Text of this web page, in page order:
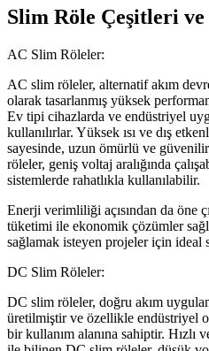
Slim Röle Çeşitleri
AC Slim Röleler:
AC slim röleler, alternatif akım
olarak tasarlanmış yüksek
Ev tipi cihazlarda ve endüstriyel
kullanılırlar. Yüksek ısı ve dış
sayesinde, uzun ömürlü ve
röleler, geniş voltaj aralığında
sistemlerde rahatlıkla kullanılabilir.
Enerji verimliliği açısından da öne
tüketimi ile ekonomik çözümler
sağlamak isteyen projeler için ideal
DC Slim Röleler:
DC slim röleler, doğru akım
üretilmiştir ve özellikle endüstriyel
bir kullanım alanına sahiptir. Hızlı